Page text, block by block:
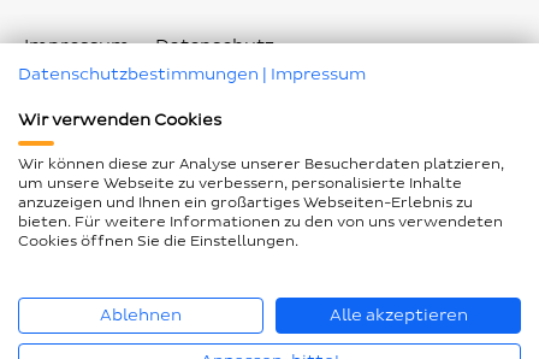
Impressum
Datenschutz
Geschlechtergerechte Sprache
Barrierefreiheitserklärung
Cookie Einstellungen ändern
© Piepenbrock Service GmbH + Co. KG 2026
Datenschutzbestimmungen | Impressum
Wir verwenden Cookies
Wir können diese zur Analyse unserer Besucherdaten platzieren,
um unsere Webseite zu verbessern, personalisierte Inhalte
anzuzeigen und Ihnen ein großartiges Webseiten-Erlebnis zu
bieten. Für weitere Informationen zu den von uns verwendeten
Cookies öffnen Sie die Einstellungen.
Ablehnen Alle akzeptieren